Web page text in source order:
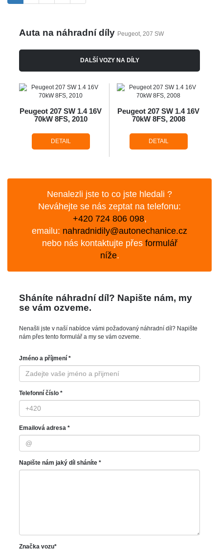
Auta na náhradní díly Peugeot, 207 SW
DALŠÍ VOZY NA DÍLY
Peugeot 207 SW 1.4 16V
70kW 8FS, 2010
DETAIL
Peugeot 207 SW 1.4 16V
70kW 8FS, 2008
DETAIL
Nenalezli jste to co jste hledali ?
Neváhejte se nás zeptat na telefonu:
+420 724 806 098,
emailu: nahradnidily@autonechanice.cz
nebo nás kontaktujte přes formulář
níže.
Sháníte náhradní díl? Napište nám, my
se vám ozveme.
Nenašli jste v naší nabídce vámi požadovaný náhradní díl? Napište
nám přes tento formulář a my se vám ozveme.
Jméno a příjmení *
Telefonní číslo *
Emailová adresa *
Napište nám jaký díl sháníte *
Značka vozu*